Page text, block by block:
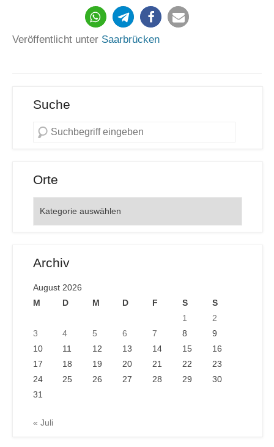
541
Veröffentlicht unter Saarbrücken
Suche
Orte
Archiv
August 2026
M
D M D F S
S
1
2
3
4 5 6 7 8
9
10
11 12 13 14 15
16
17
18 19 20 21 22
23
24
25 26 27 28 29
30
31
« Juli